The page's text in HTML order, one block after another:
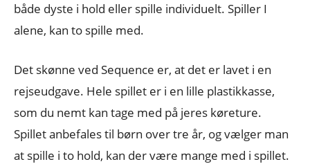
både dyste i hold eller spille individuelt. Spiller I
alene, kan to spille med.
Det skønne ved Sequence er, at det er lavet i en
rejseudgave. Hele spillet er i en lille plastikkasse,
som du nemt kan tage med på jeres køreture.
Spillet anbefales til børn over tre år, og vælger man
at spille i to hold, kan der være mange med i spillet.